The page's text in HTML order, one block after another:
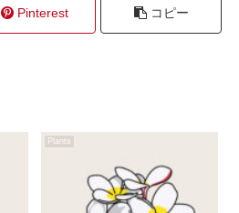
Pinterest コピー
Plants